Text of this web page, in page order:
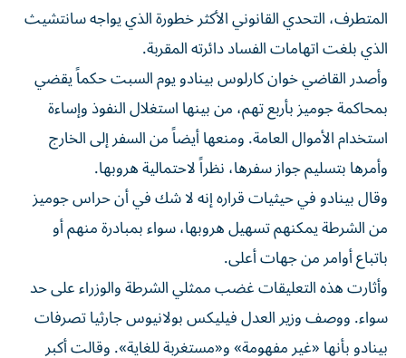
المتطرف، التحدي القانوني الأكثر خطورة الذي يواجه ⁠سانتشيث
الذي بلغت اتهامات الفساد دائرته المقربة.
وأصدر القاضي خوان كارلوس بينادو يوم السبت حكماً يقضي
بمحاكمة جوميز بأربع تهم، من بينها استغلال النفوذ وإساءة
استخدام الأموال العامة. ومنعها أيضاً من السفر إلى الخارج
وأمرها بتسليم ​جواز سفرها، نظراً لاحتمالية هروبها.
وقال بينادو في حيثيات ‌قراره إنه لا شك في أن حراس جوميز
من الشرطة يمكنهم تسهيل هروبها، سواء بمبادرة منهم أو
باتباع ⁠أوامر من جهات أعلى.
وأثارت هذه التعليقات غضب ممثلي الشرطة والوزراء على حد
سواء. ووصف وزير العدل فيليكس بولانيوس جارثيا ​تصرفات
بينادو ‌بأنها «غير مفهومة» و«مستغربة للغاية». وقالت أكبر